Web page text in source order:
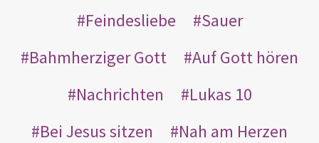
Feindesliebe
Sauer
Bahmherziger Gott
Auf Gott hören
Nachrichten
Lukas 10
Bei Jesus sitzen
Nah am Herzen